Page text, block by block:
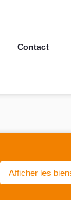
Contact